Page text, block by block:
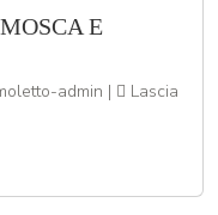
E
admin |
Lascia